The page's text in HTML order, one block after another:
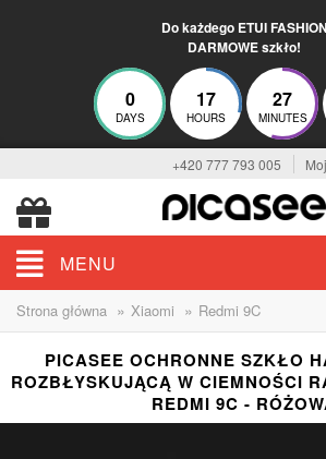
Do każdego ETUI FASHION
DARMOWE szkło!
0
DAYS
17
HOURS
27
MINUTES
+420 777 793 005
MENU
Strona główna » Xiaomi » Redmi 9C
PICASEE OCHRONNE SZKŁO
ROZBŁYSKUJĄCĄ W CIEMNOŚCI
REDMI 9C -